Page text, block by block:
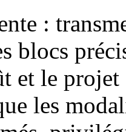
:
blocs
et le
les